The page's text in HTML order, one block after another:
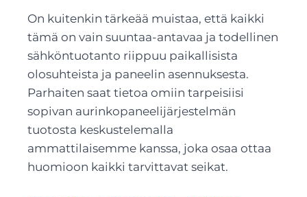
On kuitenkin tärkeää muistaa, että kaikki
tämä on vain suuntaa-antavaa ja todellinen
sähköntuotanto riippuu paikallisista
olosuhteista ja paneelin asennuksesta.
Parhaiten saat tietoa omiin tarpeisiisi
sopivan aurinkopaneelijärjestelmän
tuotosta keskustelemalla
ammattilaisemme kanssa, joka osaa ottaa
huomioon kaikki tarvittavat seikat.